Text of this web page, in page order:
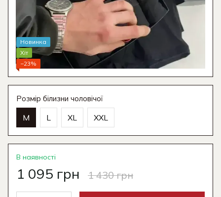
Новинка
Хіт
−23%
Розмір білизни чоловічої
M L XL XXL
В наявності
1 095 грн 1 430 грн